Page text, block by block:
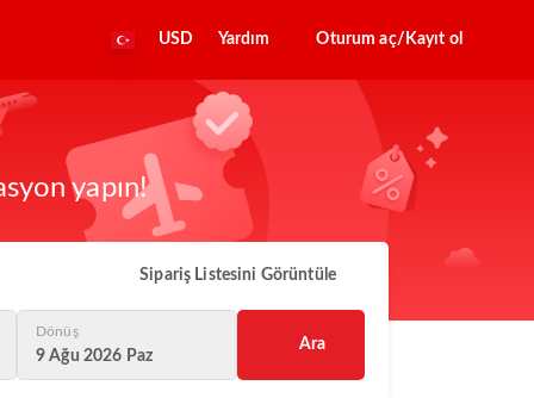
USD Yardım Oturum aç/Kayıt ol
yapın!
Sipariş Listesini Görüntüle
Dönüş
9 Ağu 2026 Paz
Ara